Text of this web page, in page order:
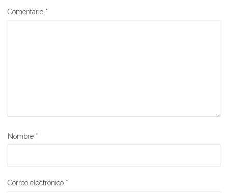
Comentario *
Nombre *
Correo electrónico *